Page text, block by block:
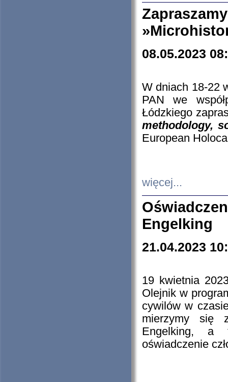
08.05.2023
W dniach 18-22
PAN we
Łódzkiego
methodology,
European
więcej...
Engelking
21.04.2023
19 kwietnia
Olejnik w
cywilów w
mierzymy się
Engelking, a
oświadczenie